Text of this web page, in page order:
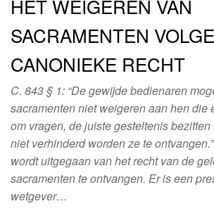
HET WEIGEREN VAN
SACRAMENTEN
CANONIEKE RECHT
C. 843 § 1: “De gewijde bedienaren
sacramenten niet weigeren aan hen die
om vragen, de juiste gesteltenis
niet verhinderd worden ze te
wordt uitgegaan van het recht van de
sacramenten te ontvangen. Er is een
wetgever…